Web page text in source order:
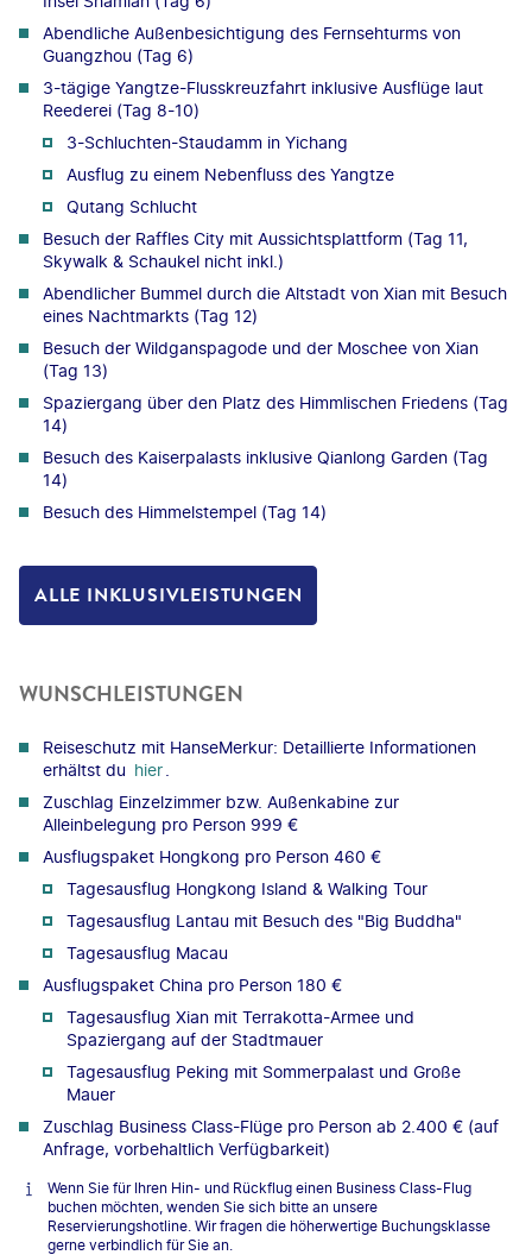
Abendliche Außenbesichtigung des Fernsehturms von
Guangzhou (Tag 6)
3-tägige Yangtze-Flusskreuzfahrt inklusive Ausflüge laut
Reederei (Tag 8-10)
3-Schluchten-Staudamm in Yichang
Ausflug zu einem Nebenfluss des Yangtze
Qutang Schlucht
Besuch der Raffles City mit Aussichtsplattform (Tag 11,
Skywalk & Schaukel nicht inkl.)
Abendlicher Bummel durch die Altstadt von Xian mit Besuch
eines Nachtmarkts (Tag 12)
Besuch der Wildganspagode und der Moschee von Xian
(Tag 13)
Spaziergang über den Platz des Himmlischen Friedens (Tag
14)
Besuch des Kaiserpalasts inklusive Qianlong Garden (Tag
14)
Besuch des Himmelstempel (Tag 14)
ALLE INKLUSIVLEISTUNGEN
WUNSCHLEISTUNGEN
Reiseschutz mit HanseMerkur: Detaillierte Informationen
erhältst du hier
Zuschlag Einzelzimmer bzw. Außenkabine zur
Alleinbelegung pro Person 999 €
Ausflugspaket Hongkong pro Person 460 €
Tagesausflug Hongkong Island & Walking Tour
Tagesausflug Lantau mit Besuch des "Big Buddha"
Tagesausflug Macau
Ausflugspaket China pro Person 180 €
Tagesausflug Xian mit Terrakotta-Armee und
Spaziergang auf der Stadtmauer
Tagesausflug Peking mit Sommerpalast und Große
Mauer
Zuschlag Business Class-Flüge pro Person ab 2.400 € (auf
Anfrage, vorbehaltlich Verfügbarkeit)
Wenn Sie für Ihren Hin- und Rückflug einen Business Class-Flug
buchen möchten, wenden Sie sich bitte an unsere
Reservierungshotline. Wir fragen die höherwertige Buchungsklasse
gerne verbindlich für Sie an.